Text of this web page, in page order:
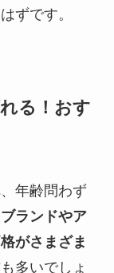
ずです。
る！おす
年齢問わず
ブランドやア
がさまざま
多いでしょ